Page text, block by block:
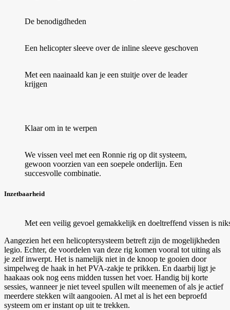
De benodigdheden
Een helicopter sleeve over de inline sleeve geschoven
Met een naainaald kan je een stuitje over de leader
krijgen
Klaar om in te werpen
We vissen veel met een Ronnie rig op dit systeem,
gewoon voorzien van een soepele onderlijn. Een
succesvolle combinatie.
Inzetbaarheid
Met een veilig gevoel gemakkelijk en doeltreffend vissen is
Aangezien het een helicoptersysteem betreft zijn de mogelijkheden
legio. Echter, de voordelen van deze rig komen vooral tot uiting als
je zelf inwerpt. Het is namelijk niet in de knoop te gooien door
simpelweg de haak in het PVA-zakje te prikken. En daarbij ligt je
haakaas ook nog eens midden tussen het voer. Handig bij korte
sessies, wanneer je niet teveel spullen wilt meenemen of als je actief
meerdere stekken wilt aangooien. Al met al is het een beproefd
systeem om er instant op uit te trekken.